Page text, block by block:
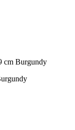
cm Burgundy